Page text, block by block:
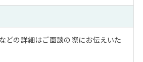
どの詳細はご面談の際にお伝えいた